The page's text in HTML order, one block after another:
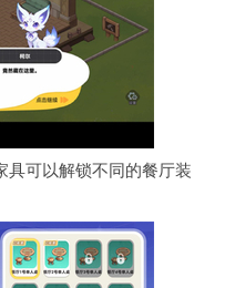
具可以解锁不同的餐厅装